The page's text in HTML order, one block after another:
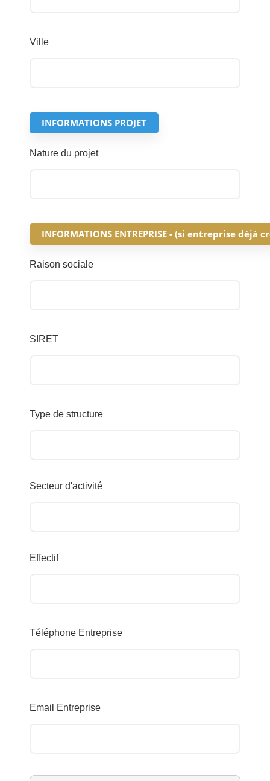
Ville
INFORMATIONS PROJET
Nature du projet
INFORMATIONS ENTREPRISE - (si entreprise déjà
Raison sociale
SIRET
Type de structure
Secteur d'activité
Effectif
Téléphone Entreprise
Email Entreprise